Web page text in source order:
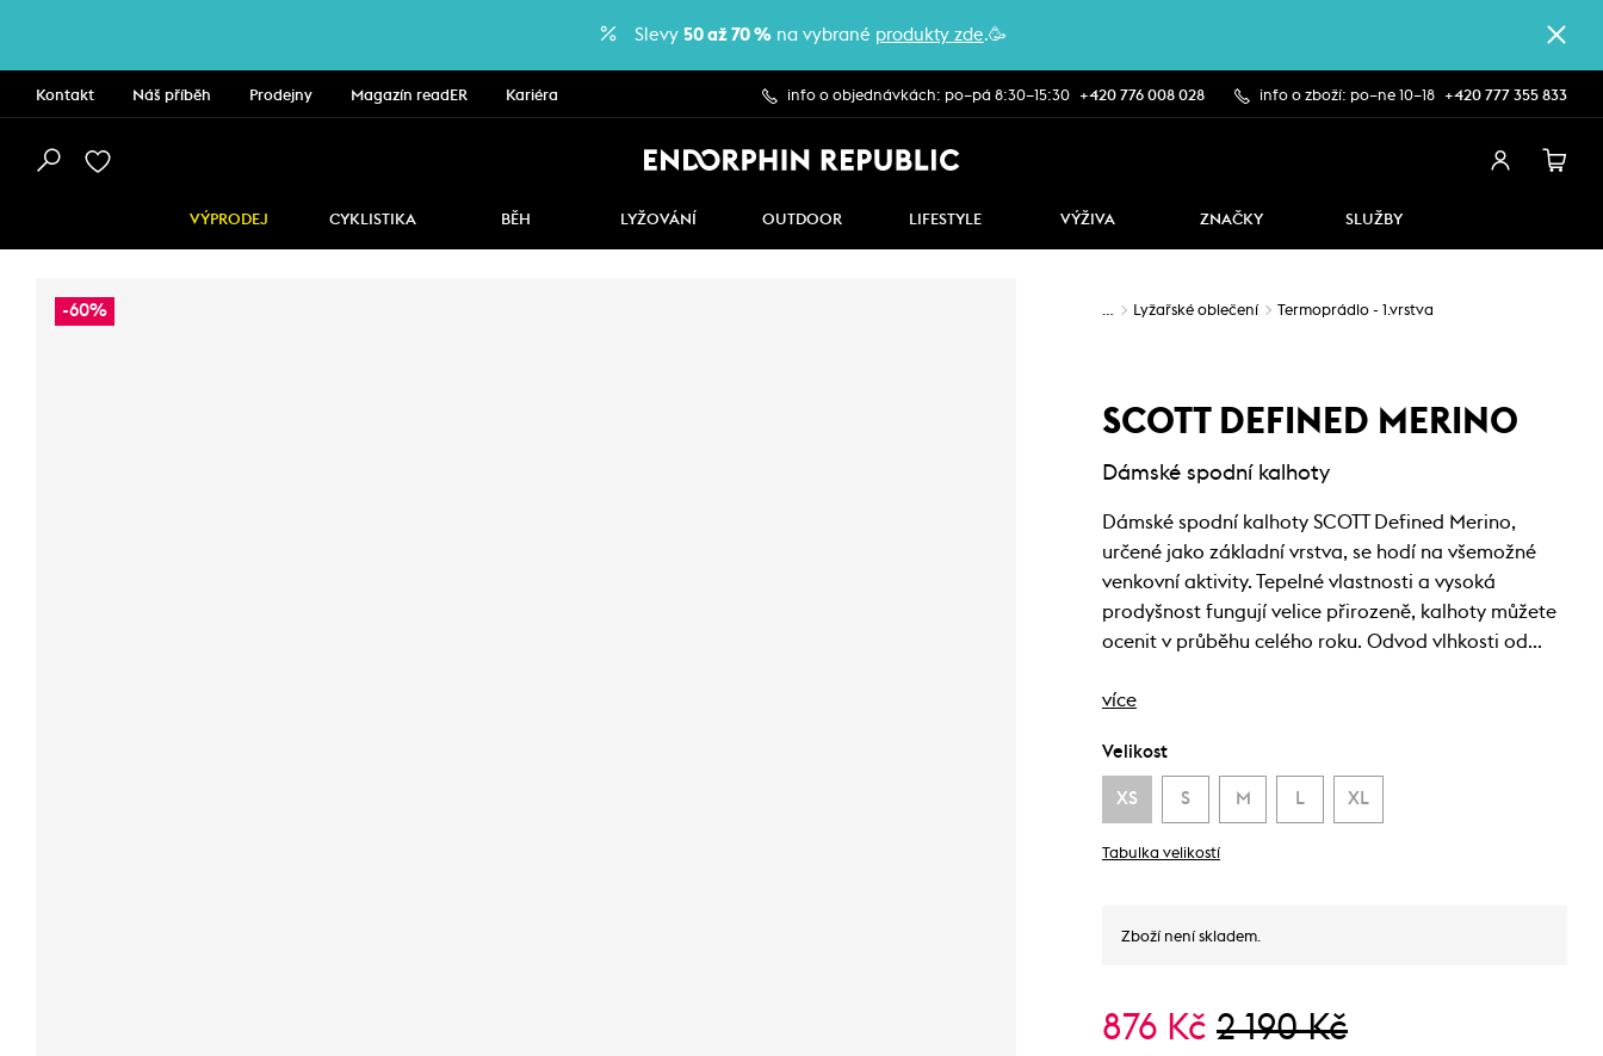
Slevy 50 až 70 % na vybrané produkty zde.🥳
Kontakt Náš příběh Prodejny Magazín readER Kariéra info o objednávkách: po–pá 8:30–15:30 +420 776 008 028 info o zboží: po–ne 10–18 +420 777 355 833
VÝPRODEJ CYKLISTIKA BĚH LYŽOVÁNÍ OUTDOOR LIFESTYLE VÝŽIVA ZNAČKY SLUŽBY
-60% … Lyžařské oblečení Termoprádlo - 1.vrstva
SCOTT DEFINED MERINO
Dámské spodní kalhoty
Dámské spodní kalhoty SCOTT Defined Merino,
určené jako základní vrstva, se hodí na všemožné
venkovní aktivity. Tepelné vlastnosti a vysoká
prodyšnost fungují velice přirozeně, kalhoty můžete
ocenit v průběhu celého roku. Odvod vlhkosti od…
více
Velikost
XS S M L XL
Tabulka velikostí
Zboží není skladem.
876 Kč 2 190 Kč